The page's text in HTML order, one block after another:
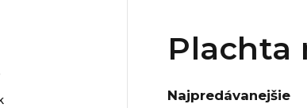
Plachta
Najpredávanejšie